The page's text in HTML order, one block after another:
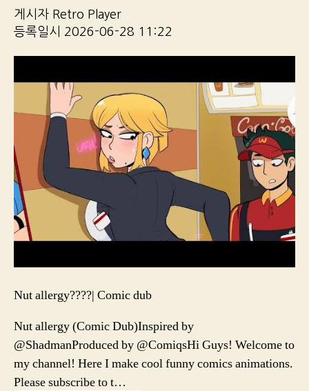
게시자 Retro Player
등록일시 2026-06-28 11:22
Nut allergy????| Comic dub
Nut allergy (Comic Dub)Inspired by
@ShadmanProduced by @ComiqsHi Guys! Welcome to
my channel! Here I make cool funny comics animations.
Please subscribe to t…